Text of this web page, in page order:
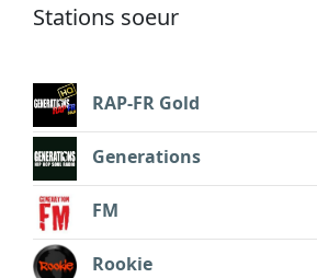
Stations soeur
RAP-FR Gold
Generations
FM
Rookie